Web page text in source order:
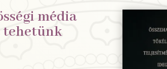
média
tehetünk